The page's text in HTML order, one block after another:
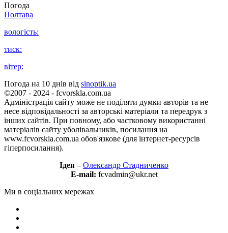
Погода
Полтава
вологість:
тиск:
вітер:
Погода на 10 днів від sinoptik.ua
©2007 - 2024 - fcvorskla.com.ua
Адміністрація сайту може не поділяти думки авторів та не
несе відповідальності за авторські матеріали та передрук з
інших сайтів. При повному, або частковому використанні
матеріалів сайту уболівальників, посилання на
www.fcvorskla.com.ua обов'язкове (для інтернет-ресурсів
гіперпосилання).
Ідея – Олександр Стадниченко
E-mail: fcvadmin@ukr.net
Ми в соціальних мережах